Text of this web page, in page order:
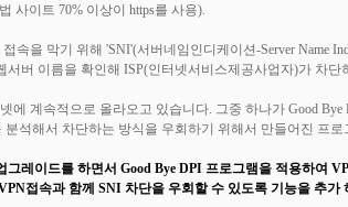
사이트 70% 이상이 https를 사용).
속을 막기 위해 'SNI'(서버네임인디케이션-Server Name
버 이름을 확인해 ISP(인터넷서비스제공사업자)가 차단
에 계속적으로 올라오고 있습니다. 그중 하나가 Good
석해서 차단하는 방식을 우회하기 위해서 만들어진 프로
레이드를 하면서 Good Bye DPI 프로그램을 적용하여
접속과 함께 SNI 차단을 우회할 수 있도록 기능을 추가